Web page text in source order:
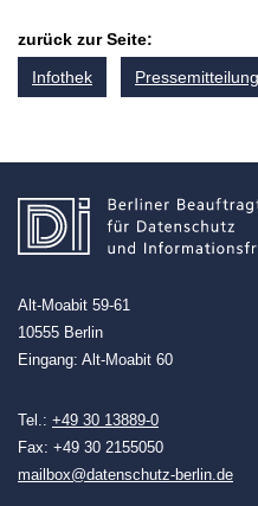
zurück zur Seite:
Infothek
Alt-Moabit 59-61
10555 Berlin
Eingang: Alt-Moabit 60
Tel.: +49 30 13889-0
Fax: +49 30 2155050
mailbox@datenschutz-berlin.de